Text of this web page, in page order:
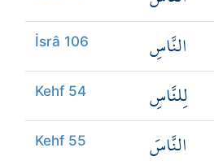
İsrâ 106 النَّاسِ
Kehf 54 لِلنَّاسِ
Kehf 55 النَّاسَ